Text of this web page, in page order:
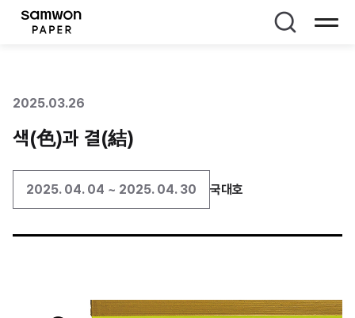
2025.03.26
색(色)과 결(結)
2025. 04. 04 ~ 2025. 04. 30 국대호